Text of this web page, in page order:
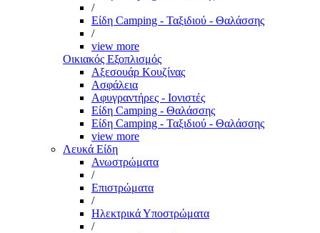
/
Είδη Camping - Ταξιδιού - Θαλάσσης
/
view more
Οικιακός Εξοπλισμός
Αξεσουάρ Κουζίνας
Ασφάλεια
Αφυγραντήρες - Ιονιστές
Είδη Camping - Θαλάσσης
Είδη Camping - Ταξιδιού - Θαλάσσης
view more
Λευκά Είδη
Ανωστρώματα
/
Επιστρώματα
/
Ηλεκτρικά Υποστρώματα
/